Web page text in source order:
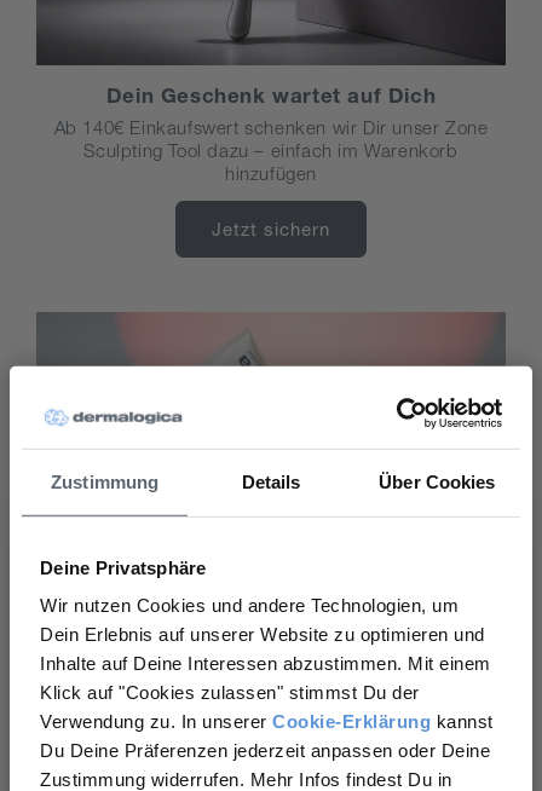
Zustimmung Details Über Cookies
Deine Privatsphäre
Wir nutzen Cookies und andere Technologien, um
Dein Erlebnis auf unserer Website zu optimieren und
Inhalte auf Deine Interessen abzustimmen. Mit einem
Klick auf "Cookies zulassen" stimmst Du der
Verwendung zu. In unserer Cookie-Erklärung kannst
Du Deine Präferenzen jederzeit anpassen oder Deine
Zustimmung widerrufen. Mehr Infos findest Du in
Dein Geschenk wartet auf Dich
Ab 140€ Einkaufswert schenken wir Dir unser Zone
Sculpting Tool dazu – einfach im Warenkorb
hinzufügen
Jetzt sichern
Entdecke unseren täglichen Sonnenschutz
Täglicher UV-Schutz hilft, die Anzeichen lichtbedingter
Hautalterung sichtbar zu reduzieren
Jetzt entdecken
Möchtest Du einen 10% Rabatt
auf Deine nächste Bestellung?
Ja, gerne!